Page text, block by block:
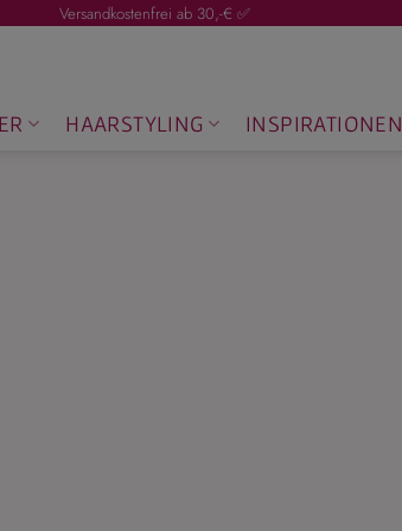
Versandkostenfrei ab 30,-€ ✅
HAARSTYLING INSPIRATIONEN